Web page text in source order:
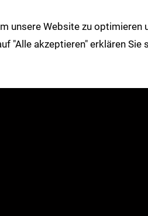
Herbst/Winter Über uns
unsere Website zu
"Alle akzeptieren" erklären Sie